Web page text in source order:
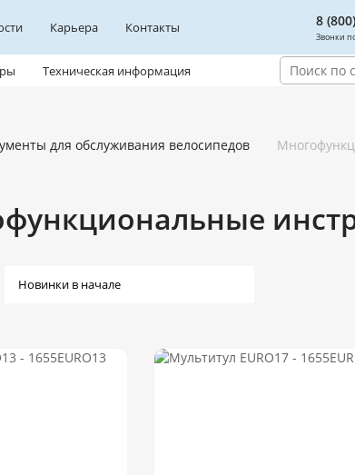
Карьера Контакты 8
Звонки
Техническая информация
для обслуживания велосипедов